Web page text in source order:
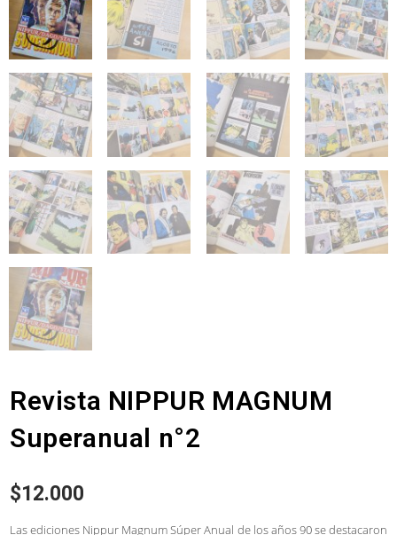
Revista NIPPUR MAGNUM
Superanual n°2
$12.000
Las ediciones Nippur Magnum Súper Anual de los años 90 se destacaron